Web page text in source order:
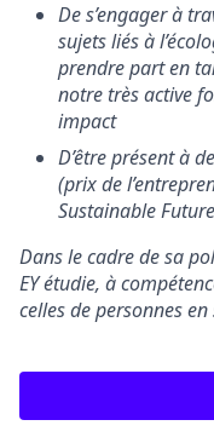
De s’engager à
sujets liés à
prendre part en
notre très active
impact
D’être présent à
(prix de
Sustainable
Dans le cadre de sa
EY étudie, à
celles de personnes